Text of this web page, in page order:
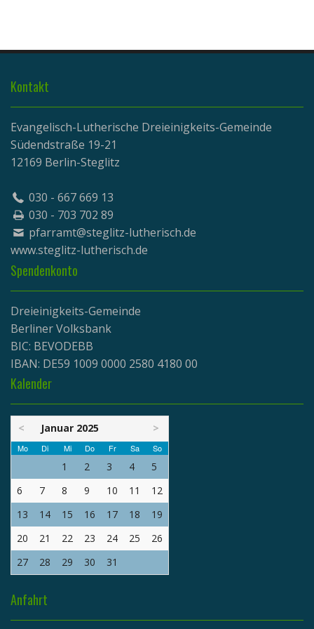
Kontakt
Evangelisch-Lutherische Dreieinigkeits-Gemeinde
Südendstraße 19-21
12169 Berlin-Steglitz
030 - 667 669 13
030 - 703 702 89
pfarramt@steglitz-lutherisch.de
www.steglitz-lutherisch.de
Spendenkonto
Dreieinigkeits-Gemeinde
Berliner Volksbank
BIC: BEVODEBB
IBAN: DE59 1009 0000 2580 4180 00
Kalender
< Januar 2025 >
Mo Di Mi Do Fr Sa So
1 2 3 4
5
6
7 8 9 10 11
12
13
14 15 16 17 18
19
20
21 22 23 24 25
26
27
28 29 30 31
Anfahrt